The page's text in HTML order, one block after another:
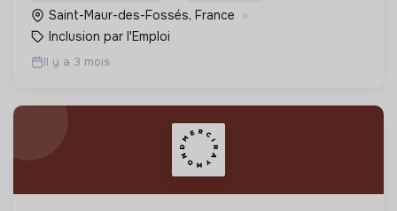
Saint-Maur-des-Fossés, France
Inclusion par l'Emploi
Il y a 3 mois